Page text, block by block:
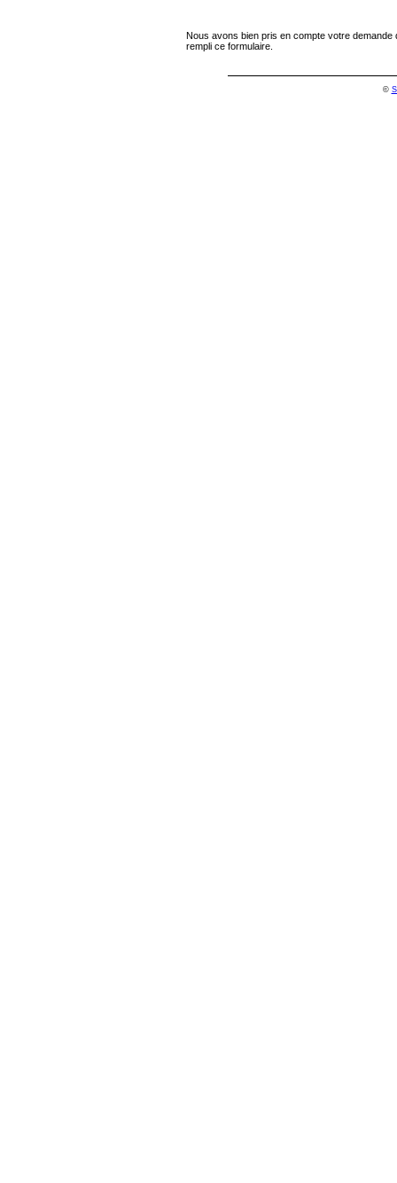
Nous avons bien pris en compte votre
rempli ce formulaire.
©